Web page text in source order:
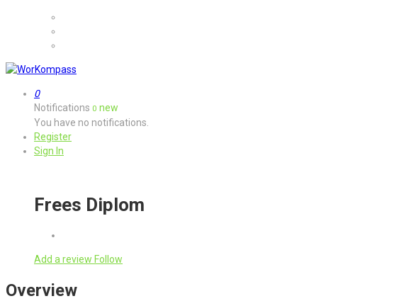
0
Notifications 0 new
You have no notifications.
Register
Sign In
Frees Diplom
Add a review Follow
Overview